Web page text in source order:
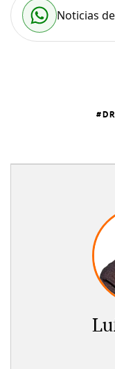
Noticias de